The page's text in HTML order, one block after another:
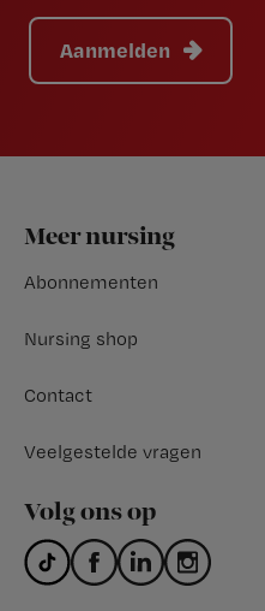
Aanmelden
Footer
Meer nursing
Abonnementen
Nursing shop
Contact
Veelgestelde vragen
Volg ons op